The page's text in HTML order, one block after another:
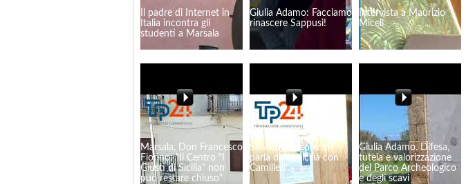
Il padre di Internet in
Italia incontra gli
studenti a Marsala
Giulia Adamo: Facciamo
rinascere Sappusi!
Intervista a Maurizio
Miceli
Marsala, Don Francesco
Fiorino: "Il Centro "I
Giusti di Sicilia" non
può restare chiuso"
Salvatore Picone ci
parla di "In sicilia con
Camilleri"
Giulia Adamo. Difesa,
tutela e valorizzazione
del Parco Archeologico
e degli scavi